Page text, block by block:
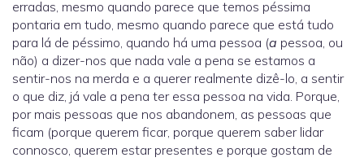
erradas, mesmo quando parece que temos péssima
pontaria em tudo, mesmo quando parece que está tudo
para lá de péssimo, quando há uma pessoa (a pessoa, ou
não) a dizer-nos que nada vale a pena se estamos a
sentir-nos na merda e a querer realmente dizê-lo, a sentir
o que diz, já vale a pena ter essa pessoa na vida. Porque,
por mais pessoas que nos abandonem, as pessoas que
ficam (porque querem ficar, porque querem saber lidar
connosco, querem estar presentes e porque gostam de